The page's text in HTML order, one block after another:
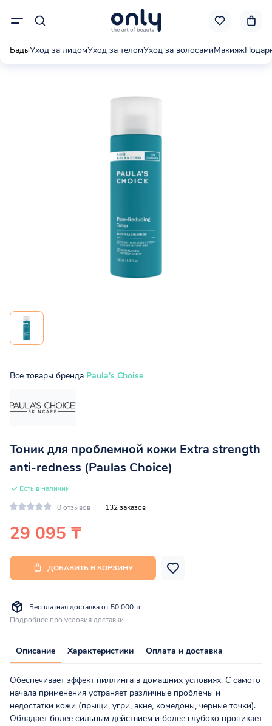
БадыУход за лицомУход за теломУход за волосамиМакияж
Все товары бренда Paula's Choise
Тоник для проблемной кожи Extra strength
anti-redness (Paulas Choice)
Есть в наличии
0 отзывов
132 заказов
29 095 ₸
ДОБАВИТЬ В КОРЗИНУ
Бесплатная доставка от 50 000 тг.
Подробнее про условия доставки
Описание Характеристики Оплата и доставка
Обеспечивает эффект пиллинга в домашних условиях. С самого
начала применения устраняет различные проблемы и
недостатки кожи (прыщи, угри, акне, комедоны, черные точки).
Обладает более сильным действием и более глубоко проникает